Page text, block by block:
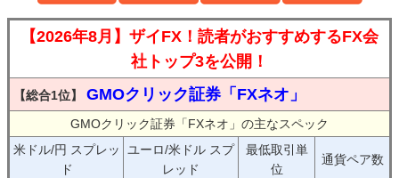
【2026年8月】ザイFX！読者がおすすめするFX会
社トップ3を公開！
【総合1位】 GMOクリック証券「FXネオ」
GMOクリック証券「FXネオ」の主なスペック
米ドル/円 スプレッ
ド
ユーロ/米ドル スプ
レッド
最低取引単
位
通貨ペア数